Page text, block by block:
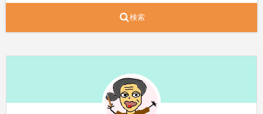
検索